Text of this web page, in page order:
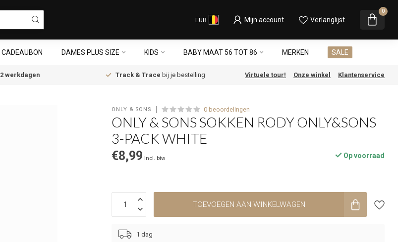
EUR Mijn account Verlanglijst
0
CADEAUBON DAMES PLUS SIZE KIDS BABY MAAT 56 TOT 86 MERKEN SALE
2 werkdagen Track & Trace bij je bestelling Virtuele tour! Onze winkel Klantenservice
ONLY & SONS 0 beoordelingen
ONLY & SONS SOKKEN RODY ONLY&SONS
3-PACK WHITE
€8,99 Incl. btw Op voorraad
TOEVOEGEN AAN WINKELWAGEN
1 dag